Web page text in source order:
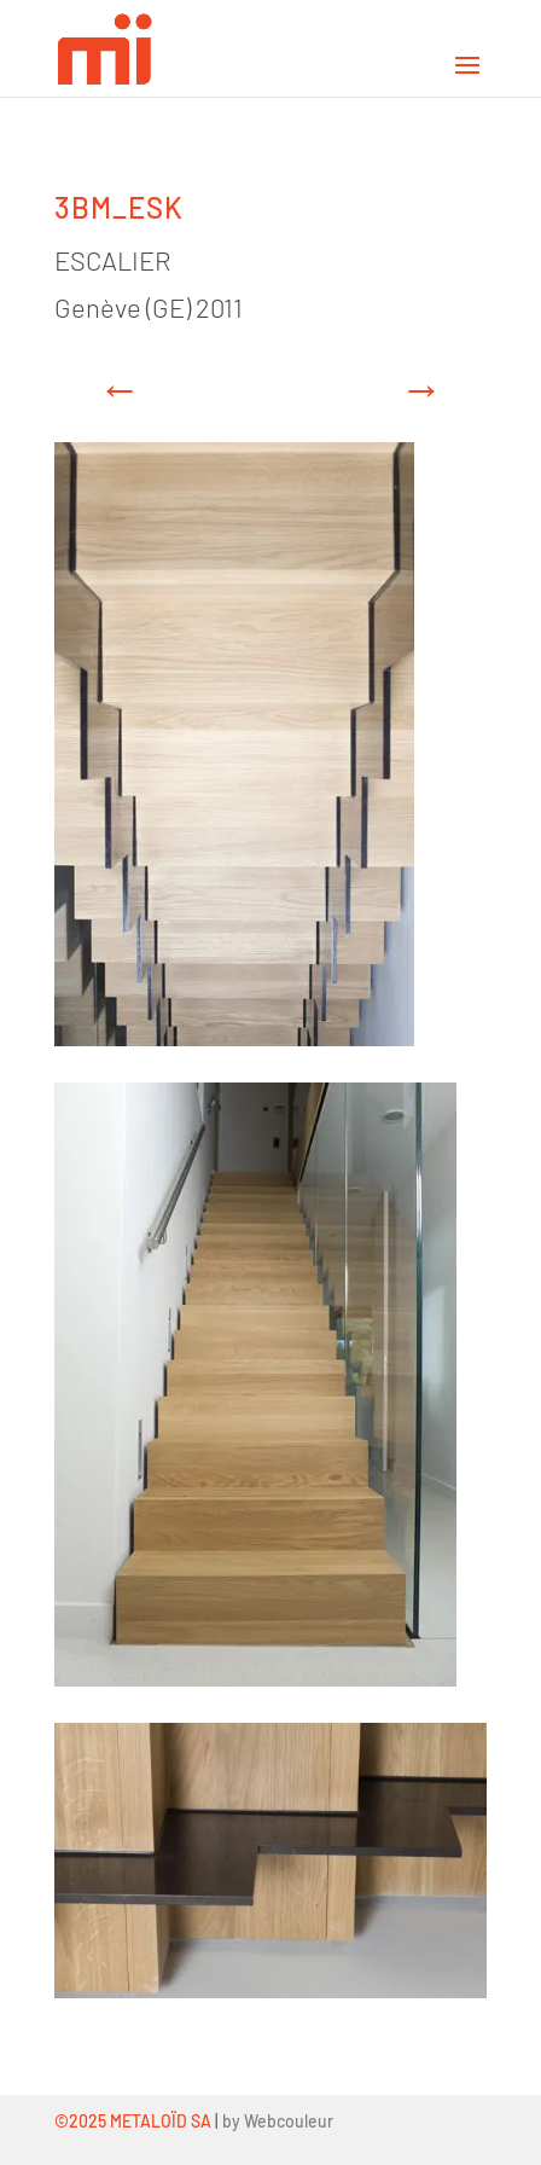
3BM_ESK
ESCALIER
Genève (GE) 2011
← →
©2025 METALOÏD SA| by Webcouleur